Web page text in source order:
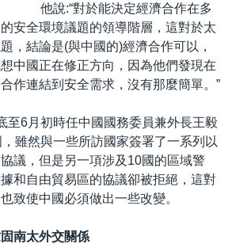
他說:“對於能決定經濟合作在多
安全環境議題的領導階層，這對於太
，結論是(與中國的)經濟合作可以，
中國正在修正方向，因為他們發現在
作連結到安全需求，沒有那麼簡單。”
至6月初時任中國國務委員兼外長王毅
雖然與一些所訪國家簽署了一系列以
議，但是另一項涉及10國的區域警
和自由貿易區的協議卻被拒絕，這對
致使中國必須做出一些改變。
南太外交關係